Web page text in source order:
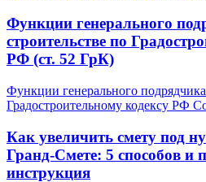
Функции генерального
строительстве по
РФ (ст. 52 ГрК)
Функции генерального
Градостроительному кодексу РФ
Как увеличить смету под
Гранд-Смете: 5 способов и
инструкция